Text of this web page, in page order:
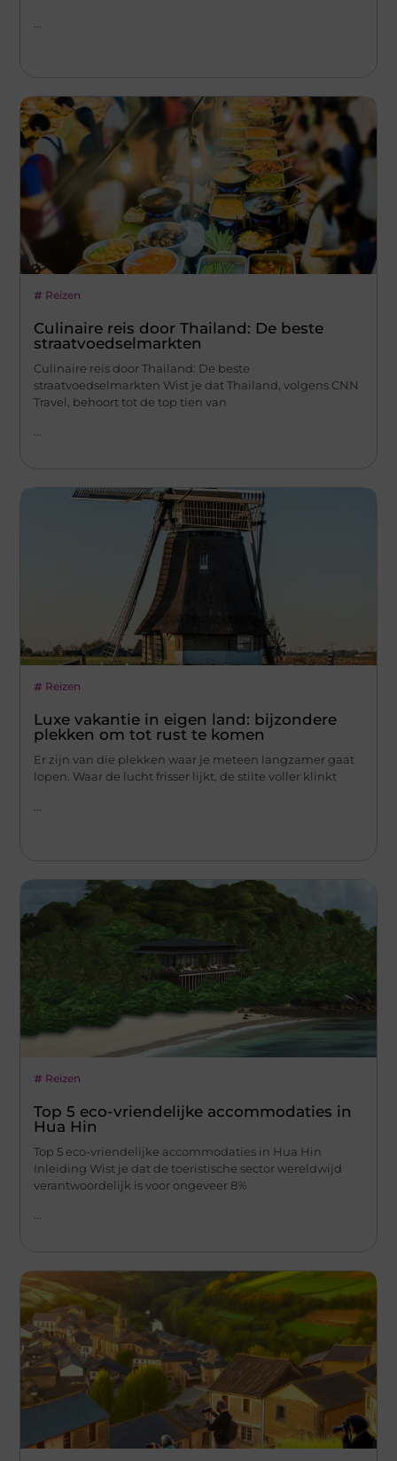
Reizen
Culinaire reis door Thailand: De beste
straatvoedselmarkten
Culinaire reis door Thailand: De beste
straatvoedselmarkten Wist je dat Thailand, volgens CNN
Travel, behoort tot de top tien van
Reizen
Luxe vakantie in eigen land: bijzondere
plekken om tot rust te komen
Er zijn van die plekken waar je meteen langzamer gaat
lopen. Waar de lucht frisser lijkt, de stilte voller klinkt
Reizen
Top 5 eco-vriendelijke accommodaties in
Hua Hin
Top 5 eco-vriendelijke accommodaties in Hua Hin
Inleiding Wist je dat de toeristische sector wereldwijd
verantwoordelijk is voor ongeveer 8%